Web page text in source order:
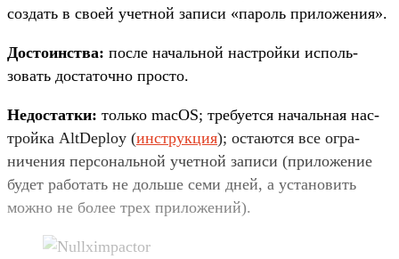
соз­дать в сво­ей учет­ной записи «пароль при­ложе­ния».
Дос­тоинс­тва: пос­ле началь­ной нас­трой­ки исполь­
зовать дос­таточ­но прос­то.
Не­дос­татки: толь­ко macOS; тре­бует­ся началь­ная нас­
трой­ка AltDeploy (инс­трук­ция); оста­ются все огра­
ниче­ния пер­сональ­ной учет­ной записи (при­ложе­ние
будет работать не доль­ше семи дней, а уста­новить
мож­но не более трех при­ложе­ний).